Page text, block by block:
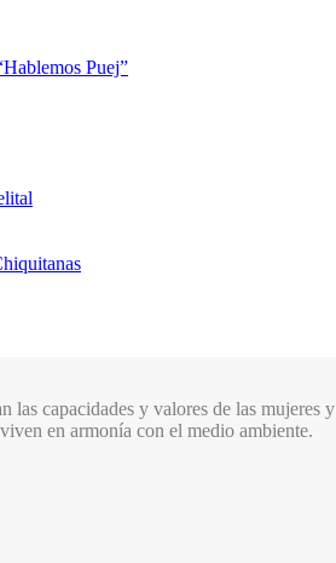
Puej”
capacidades y valores de las
en armonía con el medio ambiente.